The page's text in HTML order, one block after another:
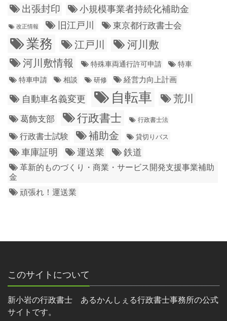
出張封印 小規模事業者持続化補助金
改正情報 旧江戸川 東京都行政書士会
業務 江戸川
河川敷
河川敷情報
特殊車両通行許可申請
特車
特車申請
相談 研修 経営力向上計画
自動車名義変更 自転車 荒川
葛飾支部 行政書士 行政書士法
行政書士試験 補助金 貸切りバス
車庫証明 運送業 鉄道
革新的ものづくり・商業・サービス開発支援事業補助
金
頑張れ！運送業
このサイトについて
新小岩の行政書士 あるかんしぇる行政書士事務所の公式
サイトです。